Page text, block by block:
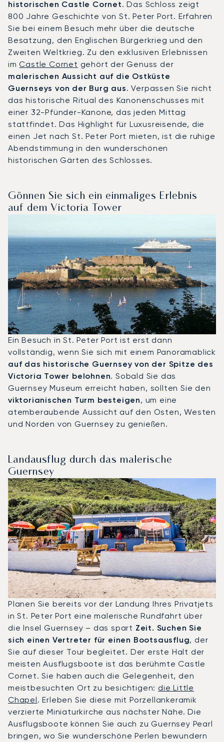
historischen Castle Cornet. Das Schloss zeigt
800 Jahre Geschichte von St. Peter Port. Erfahren
Sie bei einem Besuch mehr über die deutsche
Besatzung, den Englischen Bürgerkrieg und den
Zweiten Weltkrieg. Zu den exklusiven Erlebnissen
imCastle Cornet gehört der Genuss der
malerischen Aussicht auf die Ostküste
Guernseys von der Burg aus. Verpassen Sie nicht
das historische Ritual des Kanonenschusses mit
einer 32-Pfünder-Kanone, das jeden Mittag
stattfindet. Das Highlight für Luxusreisende, die
einen Jet nach St. Peter Port mieten, ist die ruhige
Abendstimmung in den wunderschönen
historischen Gärten des Schlosses.
Gönnen Sie sich ein einmaliges Erlebnis
auf dem Victoria Tower
Ein Besuch in St. Peter Port ist erst dann
vollständig, wenn Sie sich mit einem Panoramablick
auf das historische Guernsey von der Spitze des
Victoria Tower belohnen. Sobald Sie das
Guernsey Museum erreicht haben, sollten Sie den
viktorianischen Turm besteigen, um eine
atemberaubende Aussicht auf den Osten, Westen
und Norden von Guernsey zu genießen.
Landausflug durch das malerische
Guernsey
Planen Sie bereits vor der Landung Ihres Privatjets
in St. Peter Port eine malerische Rundfahrt über
die Insel Guernsey – das spart Zeit. Suchen Sie
sich einen Vertreter für einen Bootsausflug, der
Sie auf dieser Tour begleitet. Der erste Halt der
meisten Ausflugsboote ist das berühmte Castle
Cornet. Sie haben auch die Gelegenheit, den
meistbesuchten Ort zu besichtigen: die Little
Chapel. Erleben Sie diese mit Porzellankeramik
verzierte Miniaturkirche aus nächster Nähe. Die
Ausflugsboote können Sie auch zu Guernsey Pearl
bringen, wo Sie wunderschöne Perlen bewundern